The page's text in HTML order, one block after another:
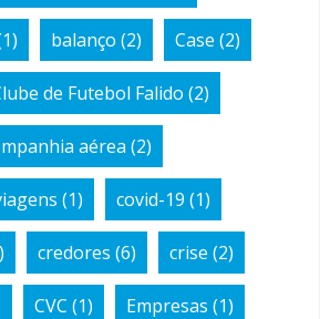
balanço (2) Case (2)
de Futebol Falido (2)
aérea (2)
(1) covid-19 (1)
credores (6) crise (2)
CVC (1) Empresas (1)